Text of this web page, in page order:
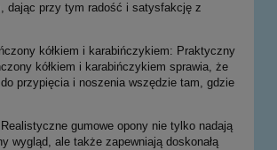
dając przy tym radość i satysfakcję z
kółkiem i karabińczykiem: Praktyczny
kółkiem i karabińczykiem sprawia, że
do przypięcia i noszenia wszędzie tam, gdzie
gumowe opony nie tylko nadają
wygląd, ale także zapewniają doskonałą